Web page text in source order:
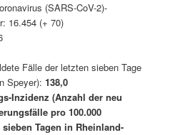
(SARS-CoV-2)-
16.454 (+ 70)
Fälle der letzten sieben Tage
Speyer): 138,0
Inzidenz (Anzahl der neu
pro 100.000
Tagen in Rheinland-